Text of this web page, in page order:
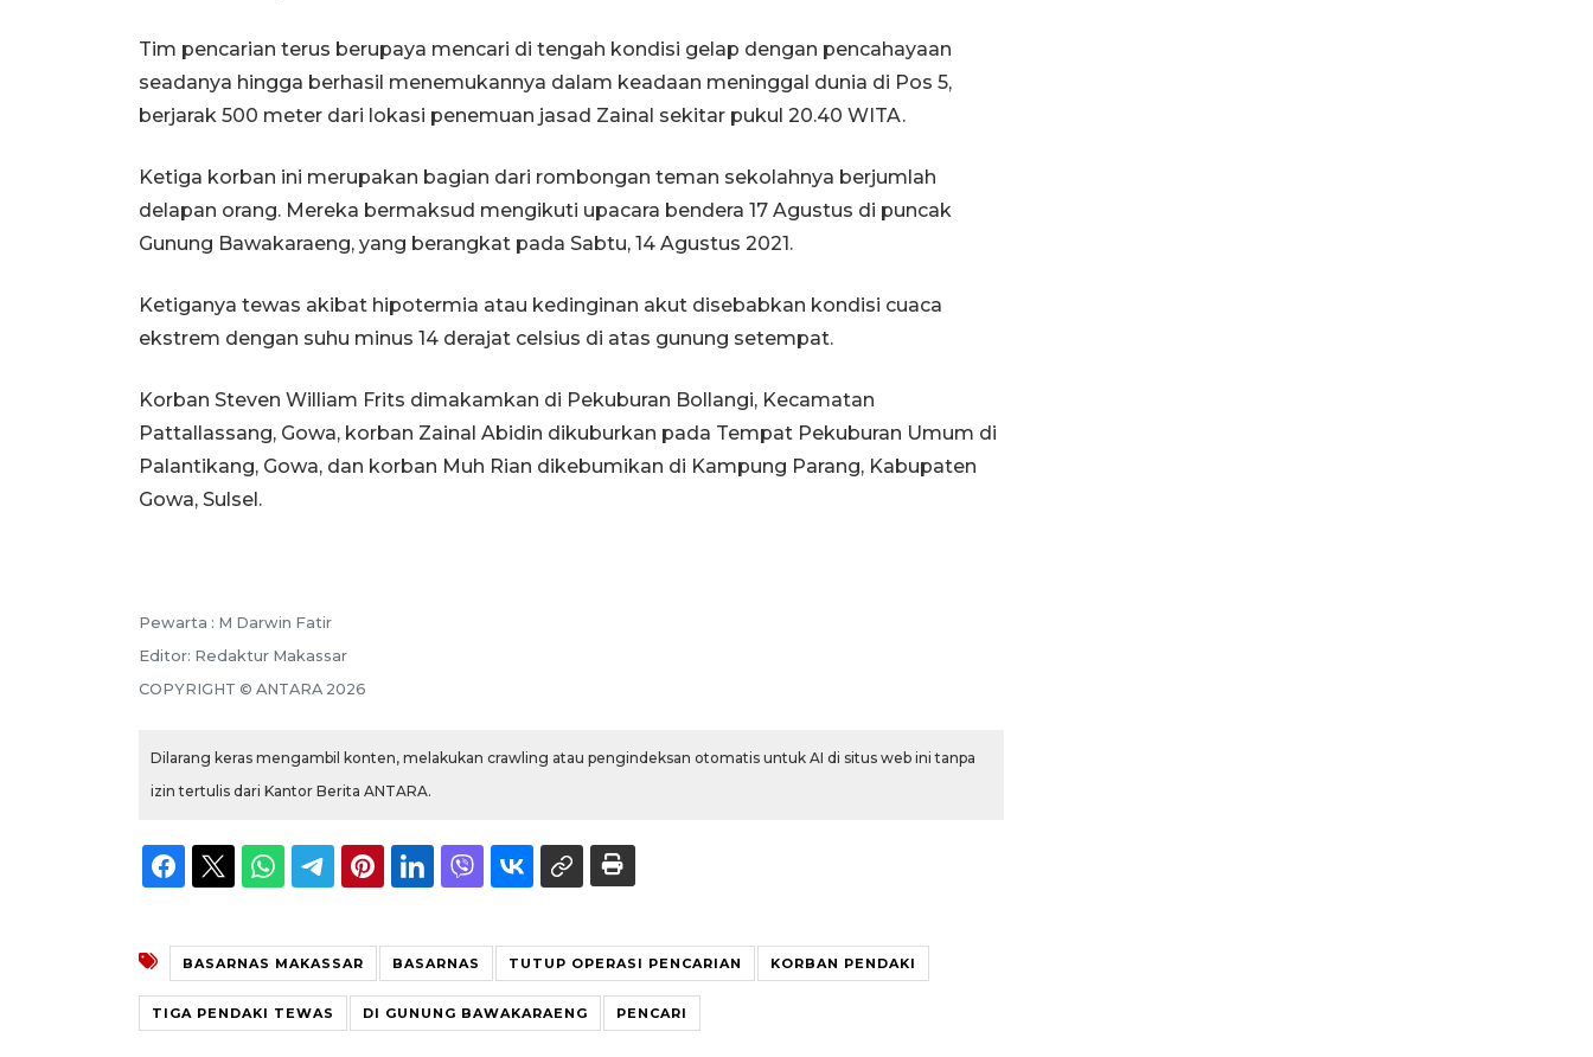
Tim pencarian terus berupaya mencari di tengah kondisi gelap dengan pencahayaan
seadanya hingga berhasil menemukannya dalam keadaan meninggal dunia di Pos 5,
berjarak 500 meter dari lokasi penemuan jasad Zainal sekitar pukul 20.40 WITA.
Ketiga korban ini merupakan bagian dari rombongan teman sekolahnya berjumlah
delapan orang. Mereka bermaksud mengikuti upacara bendera 17 Agustus di puncak
Gunung Bawakaraeng, yang berangkat pada Sabtu, 14 Agustus 2021.
Ketiganya tewas akibat hipotermia atau kedinginan akut disebabkan kondisi cuaca
ekstrem dengan suhu minus 14 derajat celsius di atas gunung setempat.
Korban Steven William Frits dimakamkan di Pekuburan Bollangi, Kecamatan
Pattallassang, Gowa, korban Zainal Abidin dikuburkan pada Tempat Pekuburan Umum di
Palantikang, Gowa, dan korban Muh Rian dikebumikan di Kampung Parang, Kabupaten
Gowa, Sulsel.
Pewarta : M Darwin Fatir
Editor: Redaktur Makassar
COPYRIGHT © ANTARA 2026
Dilarang keras mengambil konten, melakukan crawling atau pengindeksan otomatis untuk AI di situs web ini tanpa
izin tertulis dari Kantor Berita ANTARA.
BASARNAS MAKASSAR BASARNAS TUTUP OPERASI PENCARIAN KORBAN PENDAKI
TIGA PENDAKI TEWAS DI GUNUNG BAWAKARAENG PENCARI